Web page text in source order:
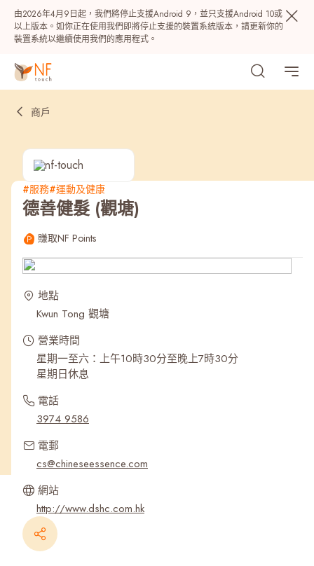
由2026年4月9日起，我們將停止支援Android 9，並只支援Android 10或
以上版本。如你正在使用我們即將停止支援的裝置系統版本，請更新你的
裝置系統以繼續使用我們的應用程式。
熱門
最近搜尋紀錄
商戶
#服務#運動及健康
德善健髮 (觀塘)
賺取NF Points
地點
Kwun Tong 觀塘
營業時間
星期一至六：上午10時30分至晚上7時30分
星期日休息
電話
3974 9586
電郵
cs@chineseessence.com
網站
http://www.dshc.com.hk